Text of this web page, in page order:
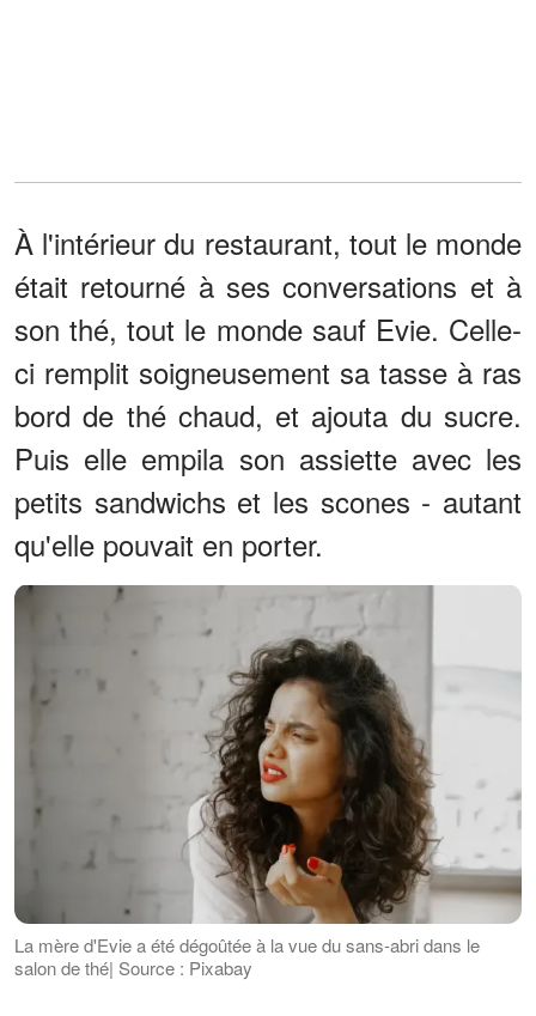
À l'intérieur du restaurant, tout le monde
était retourné à ses conversations et à
son thé, tout le monde sauf Evie. Celle-
ci remplit soigneusement sa tasse à ras
bord de thé chaud, et ajouta du sucre.
Puis elle empila son assiette avec les
petits sandwichs et les scones - autant
qu'elle pouvait en porter.
La mère d'Evie a été dégoûtée à la vue du sans-abri dans le
salon de thé| Source : Pixabay